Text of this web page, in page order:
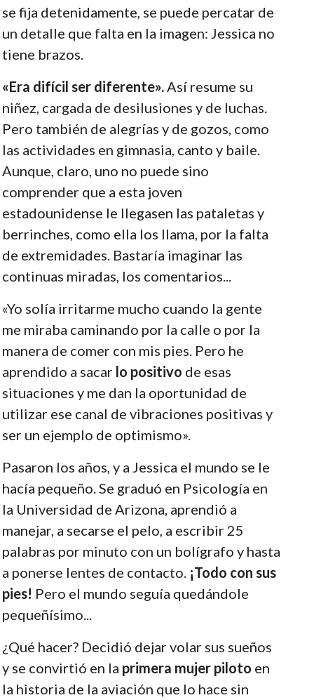
se fija detenidamente, se puede percatar de
un detalle que falta en la imagen: Jessica no
tiene brazos.
«Era difícil ser diferente».Así resume su
niñez, cargada de desilusiones y de luchas.
Pero también de alegrías y de gozos, como
las actividades en gimnasia, canto y baile.
Aunque, claro, uno no puede sino
comprender que a esta joven
estadounidense le llegasen las pataletas y
berrinches, como ella los llama, por la falta
de extremidades. Bastaría imaginar las
continuas miradas, los comentarios...
«Yo solía irritarme mucho cuando la gente
me miraba caminando por la calle o por la
manera de comer con mis pies. Pero he
aprendido a sacar lo positivo de esas
situaciones y me dan la oportunidad de
utilizar ese canal de vibraciones positivas y
ser un ejemplo de optimismo».
Pasaron los años, y a Jessica el mundo se le
hacía pequeño. Se graduó en Psicología en
la Universidad de Arizona, aprendió a
manejar, a secarse el pelo, a escribir 25
palabras por minuto con un bolígrafo y hasta
a ponerse lentes de contacto. ¡Todo con sus
pies! Pero el mundo seguía quedándole
pequeñísimo...
¿Qué hacer? Decidió dejar volar sus sueños
y se convirtió en la primera mujer piloto en
la historia de la aviación que lo hace sin